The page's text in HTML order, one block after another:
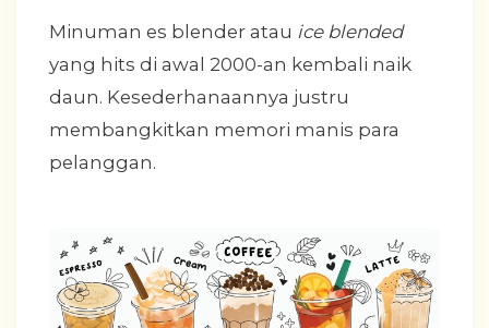
Minuman es blender atau ice blended
yang hits di awal 2000-an kembali naik
daun. Kesederhanaannya justru
membangkitkan memori manis para
pelanggan.